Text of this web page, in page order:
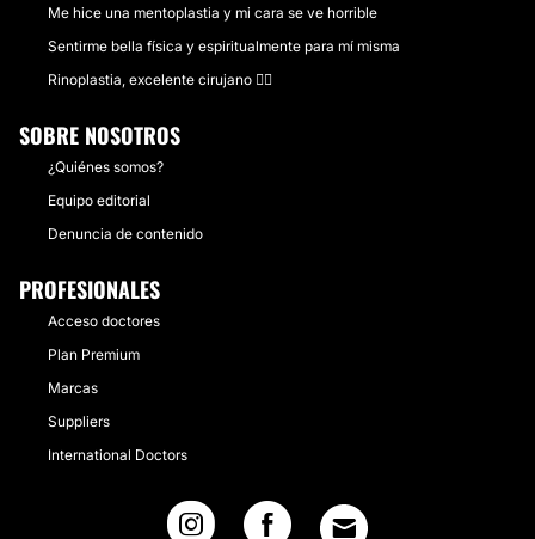
Me hice una mentoplastia y mi cara se ve horrible
Sentirme bella física y espiritualmente para mí misma
Rinoplastia, excelente cirujano 👌🏻
SOBRE NOSOTROS
¿Quiénes somos?
Equipo editorial
Denuncia de contenido
PROFESIONALES
Acceso doctores
Plan Premium
Marcas
Suppliers
International Doctors